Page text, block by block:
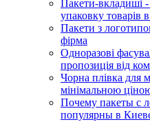
Пакети-вкладиші
упаковку товарів
Пакети з
фірма
Одноразові
пропозиція від
Чорна плівка для
мінімальною
Почему пакеты с
популярны в